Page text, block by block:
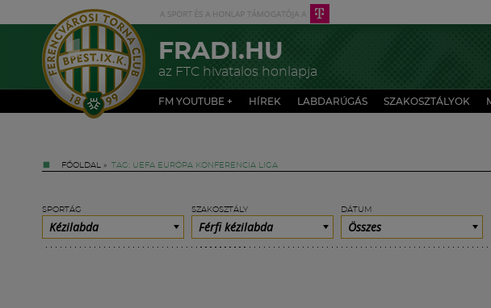
FRADI.HU
az FTC hivatalos honlapja
FM YOUTUBE + HÍREK LABDARÚGÁS SZAKOSZTÁLYOK
FŐOLDAL » TAG: UEFA EURÓPA KONFERENCIA LIGA
SPORTÁG
Kézilabda
SZAKOSZTÁLY
Férfi kézilabda
DÁTUM
Összes